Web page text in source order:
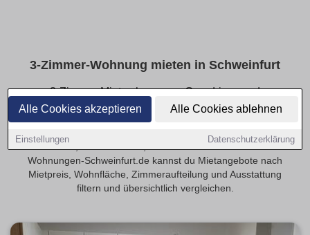
Alle Cookies akzeptieren Alle Cookies ablehnen
Einstellungen Datenschutzerklärung
3-Zimmer-Wohnung mieten in Schweinfurt
3-Zimmer-Mietwohnungen: Grundrisse und
Ausstattung im Überblick
Familien, WGs oder alle, die mehr Platz möchten. Auf
Wohnungen-Schweinfurt.de kannst du Mietangebote nach
Mietpreis, Wohnfläche, Zimmeraufteilung und Ausstattung
filtern und übersichtlich vergleichen.